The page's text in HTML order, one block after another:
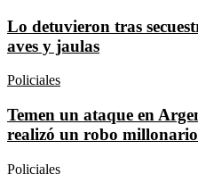
Lo detuvieron tras
aves y jaulas
Policiales
Temen un ataque en
realizó un robo
Policiales